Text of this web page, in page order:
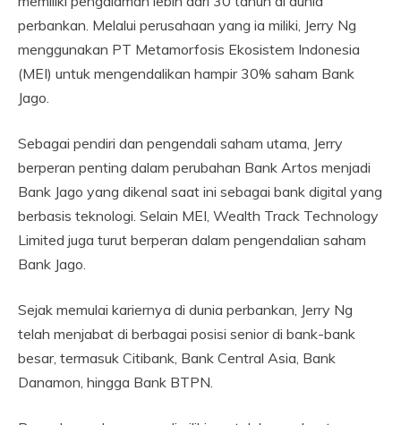
perbankan. Melalui perusahaan yang ia miliki, Jerry Ng
menggunakan PT Metamorfosis Ekosistem Indonesia
(MEI) untuk mengendalikan hampir 30% saham Bank
Jago.
Sebagai pendiri dan pengendali saham utama, Jerry
berperan penting dalam perubahan Bank Artos menjadi
Bank Jago yang dikenal saat ini sebagai bank digital yang
berbasis teknologi. Selain MEI, Wealth Track Technology
Limited juga turut berperan dalam pengendalian saham
Bank Jago.
Sejak memulai kariernya di dunia perbankan, Jerry Ng
telah menjabat di berbagai posisi senior di bank-bank
besar, termasuk Citibank, Bank Central Asia, Bank
Danamon, hingga Bank BTPN.